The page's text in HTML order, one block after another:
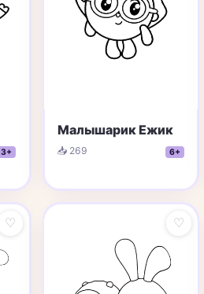
3+
Малышарик Ежик
📥 269 6+
♡ ♡